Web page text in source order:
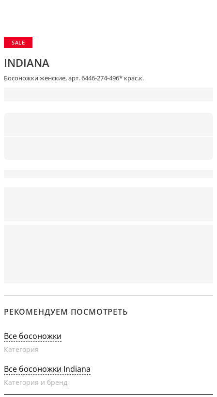
SALE
INDIANA
Босоножки женские, арт. 6446-274-496* крас.к.
РЕКОМЕНДУЕМ ПОСМОТРЕТЬ
Все босоножки
Категория
Все босоножки Indiana
Категория и бренд